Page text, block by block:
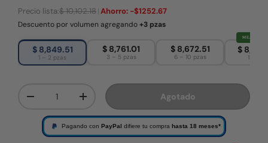
Precio lista:$ 10,102.18 Ahorro: -$1252.67
Descuento por volumen agregando+3 pzas
$ 8,849.51
1 – 2 pzas
$ 8,761.01
3 – 5 pzas
$ 8,672.51
6 – 10 pzas
MEJOR
$
11+
Disminuir cantidadAumentar la cantidadAgotado
Pagando con PayPal difiere tu compra hasta 18 meses*